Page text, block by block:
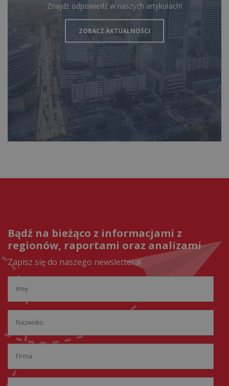
Znajdź odpowiedź w naszych artykułach!
ZOBACZ AKTUALNOŚCI
Bądź na bieżąco z informacjami z
regionów, raportami oraz analizami
Zapisz się do naszego newslettera!